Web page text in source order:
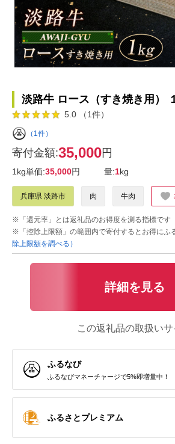
淡路牛 ロース（すき焼き用）
5.0 （1件）
（1件）
寄付金額:35,000円
1kg単価:35,000円 量:1kg
兵庫県 淡路市 肉 牛肉
※「還元率」とは返礼品のお得度を測る指標です
※「控除上限額」の範囲内で寄付するとお得にふ
除上限額を調べる）
詳細を見る
この返礼品の取扱いサ
ふるなび
ふるなびマネーチャージで5%即増量中！
ふるさとプレミアム